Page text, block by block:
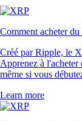
Comment acheter
Créé par Ripple, le
Apprenez à l'acheter
même si vous
Learn more